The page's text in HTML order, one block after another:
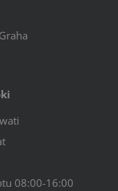
Graha
08:00-16:00